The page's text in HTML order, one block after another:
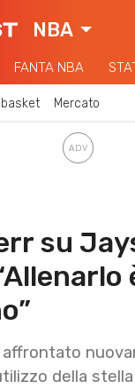
NBA
FANTA NBA
Mercato
su
affrontato
della